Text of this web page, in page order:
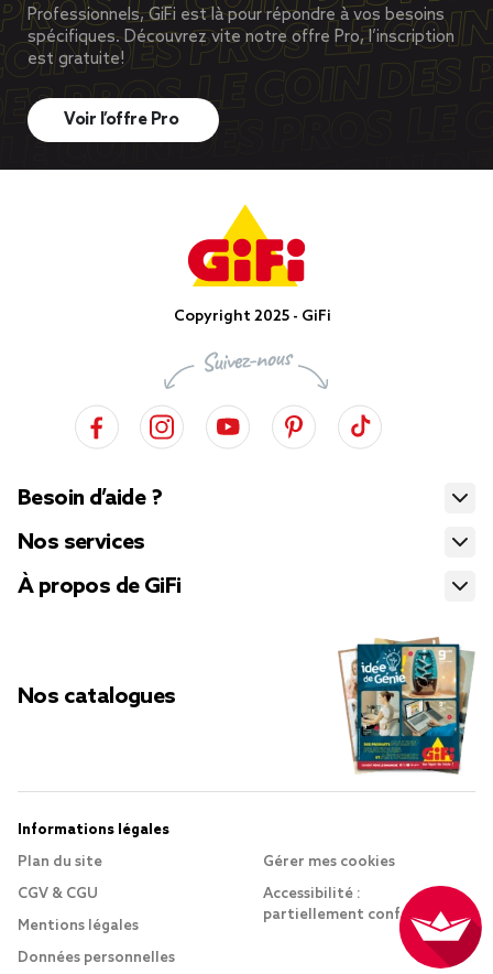
Professionnels, GiFi est là pour répondre à vos besoins
spécifiques. Découvrez vite notre offre Pro, l’inscription
est gratuite!
Voir l’offre Pro
Copyright 2025 - GiFi
Besoin d’aide ?
Nos services
À propos de GiFi
Nos catalogues
Informations légales
Plan du site
CGV & CGU
Mentions légales
Données personnelles
Gérer mes cookies
Accessibilité :
partiellement conforme